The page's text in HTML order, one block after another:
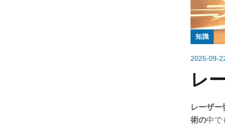
知識
2025-09-
レ
レーザー
術の中で